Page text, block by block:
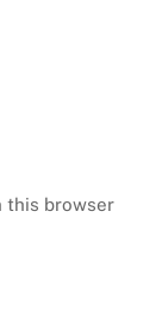
this browser